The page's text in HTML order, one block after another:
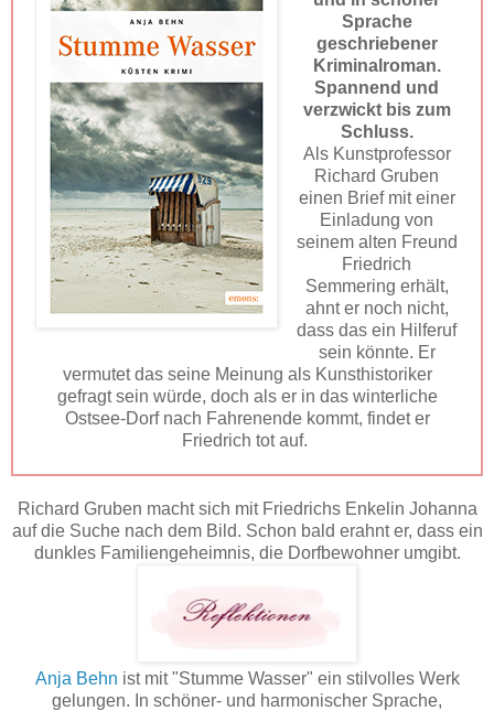
Sprache
geschriebener
Kriminalroman.
Spannend und
verzwickt bis zum
Schluss.
Als Kunstprofessor
Richard Gruben
einen Brief mit einer
Einladung von
seinem alten Freund
Friedrich
Semmering erhält,
ahnt er noch nicht,
dass das ein Hilferuf
sein könnte. Er
vermutet das seine Meinung als Kunsthistoriker
gefragt sein würde, doch als er in das winterliche
Ostsee-Dorf nach Fahrenende kommt, findet er
Friedrich tot auf.
Richard Gruben macht sich mit Friedrichs Enkelin Johanna
auf die Suche nach dem Bild. Schon bald erahnt er, dass ein
dunkles Familiengeheimnis, die Dorfbewohner umgibt.
Anja Behn ist mit "Stumme Wasser" ein stilvolles Werk
gelungen. In schöner- und harmonischer Sprache,